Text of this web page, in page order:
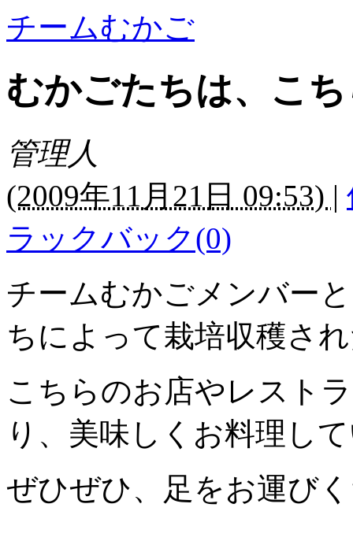
チームむかご
むかごたちは、こ
管理人
(2009年11月21日 09:53) |
ラックバック(0)
チームむかごメンバー
ちによって栽培収穫さ
こちらのお店やレスト
り、美味しくお料理し
ぜひぜひ、足をお運び